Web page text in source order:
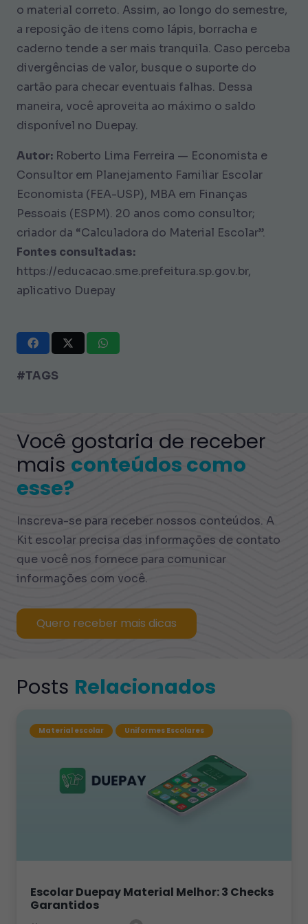
o material correto. Assim, ao longo do semestre,
a reposição de itens como lápis, borracha e
caderno tende a ser mais tranquila. Caso perceba
divergências de valor, busque o suporte do
cartão para checar eventuais falhas. Dessa
maneira, você aproveita ao máximo o saldo
disponível no Duepay.
Autor: Roberto Lima Ferreira — Economista e
Consultor em Planejamento Familiar Escolar
Economista (FEA-USP), MBA em Finanças
Pessoais (ESPM). 20 anos como consultor;
criador da “Calculadora do Material Escolar”.
Fontes consultadas:
https://educacao.sme.prefeitura.sp.gov.br,
aplicativo Duepay
#TAGS
Você gostaria de receber
mais conteúdos como
esse?
Inscreva-se para receber nossos conteúdos. A
Kit escolar precisa das informações de contato
que você nos fornece para comunicar
informações com você.
Quero receber mais dicas
Posts Relacionados
Material escolar Uniformes Escolares
Escolar Duepay Material Melhor: 3 Checks
Garantidos